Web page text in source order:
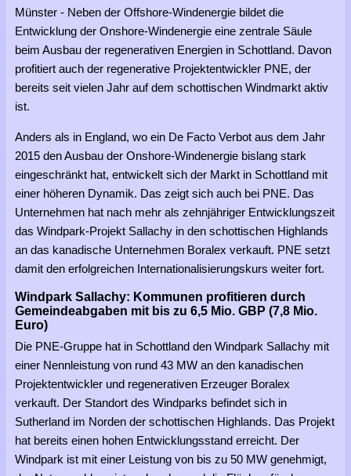
Münster - Neben der Offshore-Windenergie bildet die
Entwicklung der Onshore-Windenergie eine zentrale Säule
beim Ausbau der regenerativen Energien in Schottland. Davon
profitiert auch der regenerative Projektentwickler PNE, der
bereits seit vielen Jahr auf dem schottischen Windmarkt aktiv
ist.
Anders als in England, wo ein De Facto Verbot aus dem Jahr
2015 den Ausbau der Onshore-Windenergie bislang stark
eingeschränkt hat, entwickelt sich der Markt in Schottland mit
einer höheren Dynamik. Das zeigt sich auch bei PNE. Das
Unternehmen hat nach mehr als zehnjähriger Entwicklungszeit
das Windpark-Projekt Sallachy in den schottischen Highlands
an das kanadische Unternehmen Boralex verkauft. PNE setzt
damit den erfolgreichen Internationalisierungskurs weiter fort.
Windpark Sallachy: Kommunen profitieren durch
Gemeindeabgaben mit bis zu 6,5 Mio. GBP (7,8 Mio.
Euro)
Die PNE-Gruppe hat in Schottland den Windpark Sallachy mit
einer Nennleistung von rund 43 MW an den kanadischen
Projektentwickler und regenerativen Erzeuger Boralex
verkauft. Der Standort des Windparks befindet sich in
Sutherland im Norden der schottischen Highlands. Das Projekt
hat bereits einen hohen Entwicklungsstand erreicht. Der
Windpark ist mit einer Leistung von bis zu 50 MW genehmigt,